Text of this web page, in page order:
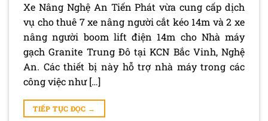
Xe Nâng Nghệ An Tiến Phát vừa cung cấp dịch
vụ cho thuê 7 xe nâng người cắt kéo 14m và 2 xe
nâng người boom lift điện 14m cho Nhà máy
gạch Granite Trung Đô tại KCN Bắc Vinh, Nghệ
An. Các thiết bị này hỗ trợ nhà máy trong các
công việc như […]
TIẾP TỤC ĐỌC →